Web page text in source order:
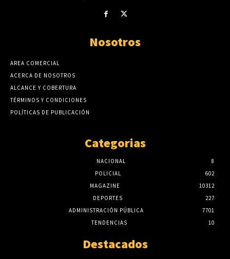
Nosotros
AREA COMERCIAL
ACERCA DE NOSOTROS
ALCANCE Y COBERTURA
TÉRMINOS Y CONDICIONES
POLÍTICAS DE PUBLICACIÓN
Categorias
NACIONAL
8
POLICIAL
602
MAGAZINE
10312
DEPORTES
227
ADMINISTRACIÓN PÚBLICA
7701
TENDENCIAS
10
Destacados